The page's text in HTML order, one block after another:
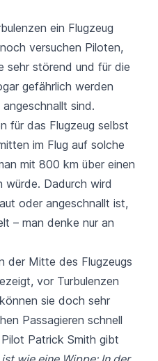
ein Flugzeug
versuchen Piloten,
sehr störend und für die
gefährlich werden
sind.
für das Flugzeug selbst
im Flug auf solche
mit 800 km über einen
würde. Dadurch wird
oder angeschnallt ist,
– man denke nur an
der Mitte des Flugzeugs
vor Turbulenzen
sie doch sehr
Passagieren schnell
Patrick Smith gibt